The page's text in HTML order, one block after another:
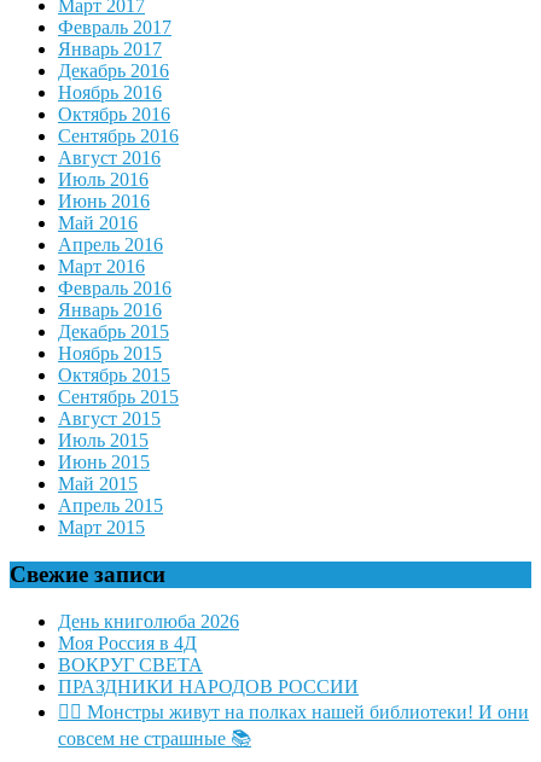
Март 2017
Февраль 2017
Январь 2017
Декабрь 2016
Ноябрь 2016
Октябрь 2016
Сентябрь 2016
Август 2016
Июль 2016
Июнь 2016
Май 2016
Апрель 2016
Март 2016
Февраль 2016
Январь 2016
Декабрь 2015
Ноябрь 2015
Октябрь 2015
Сентябрь 2015
Август 2015
Июль 2015
Июнь 2015
Май 2015
Апрель 2015
Март 2015
Свежие записи
День книголюба 2026
Моя Россия в 4Д
ВОКРУГ СВЕТА
ПРАЗДНИКИ НАРОДОВ РОССИИ
🧛‍♂ Монстры живут на полках нашей библиотеки! И они
совсем не страшные 📚